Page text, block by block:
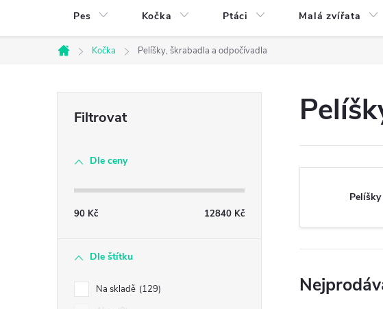
Pes Kočka Ptáci Malá zvířata
Domů
Kočka Pelíšky, škrabadla a odpočívadla
Dle ceny
90 Kč 12840 Kč
Dle štítku
Na skladě 129
Pelíšky